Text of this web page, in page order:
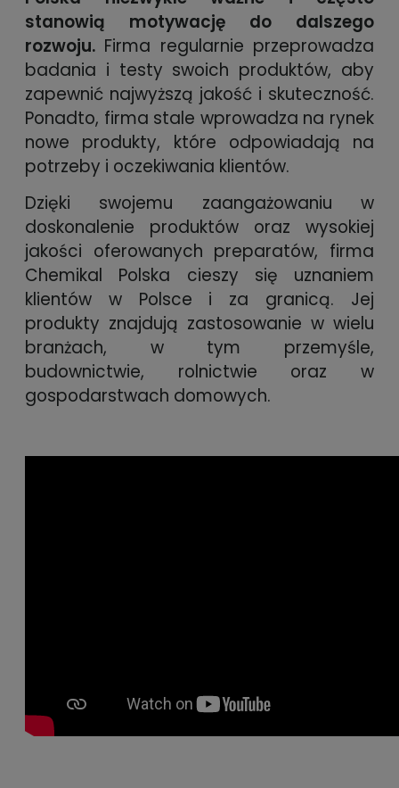
stanowią motywację do dalszego
rozwoju. Firma regularnie przeprowadza
badania i testy swoich produktów, aby
zapewnić najwyższą jakość i skuteczność.
Ponadto, firma stale wprowadza na rynek
nowe produkty, które odpowiadają na
potrzeby i oczekiwania klientów.
Dzięki swojemu zaangażowaniu w
doskonalenie produktów oraz wysokiej
jakości oferowanych preparatów, firma
Chemikal Polska cieszy się uznaniem
klientów w Polsce i za granicą. Jej
produkty znajdują zastosowanie w wielu
branżach, w tym przemyśle,
budownictwie, rolnictwie oraz w
gospodarstwach domowych.